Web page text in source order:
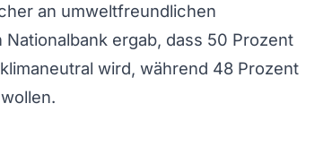
an umweltfreundlichen
ergab, dass 50 Prozent
wird, während 48 Prozent